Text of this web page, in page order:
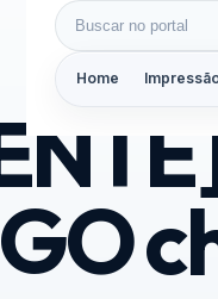
Buscar por:
Home